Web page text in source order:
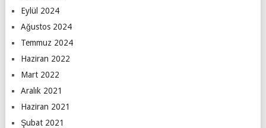
Eylül 2024
Ağustos 2024
Temmuz 2024
Haziran 2022
Mart 2022
Aralık 2021
Haziran 2021
Şubat 2021